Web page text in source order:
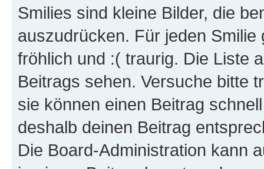
Smilies sind kleine Bilder, die
auszudrücken. Für jeden
fröhlich und :( traurig. Die Liste
Beitrags sehen. Versuche bitte
sie können einen Beitrag
deshalb deinen Beitrag
Die Board-Administration kann